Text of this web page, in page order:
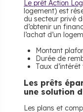
Le prêt Action
logement) est
du secteur privé
d’obtenir un
l’achat d’un
Montant
Durée de
Taux
Les prêts
une solution
Les plans et